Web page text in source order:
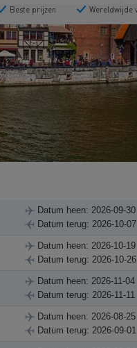
Datum heen: 2026-09-30
Datum terug: 2026-10-07
Datum heen: 2026-10-19
Datum terug: 2026-10-26
Datum heen: 2026-11-04
Datum terug: 2026-11-11
Datum heen: 2026-08-25
Datum terug: 2026-09-01